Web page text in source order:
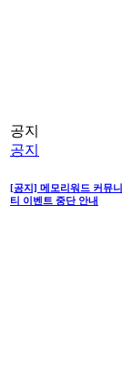
공지
공지
[공지] 메모리워드 커뮤니
티 이벤트 중단 안내